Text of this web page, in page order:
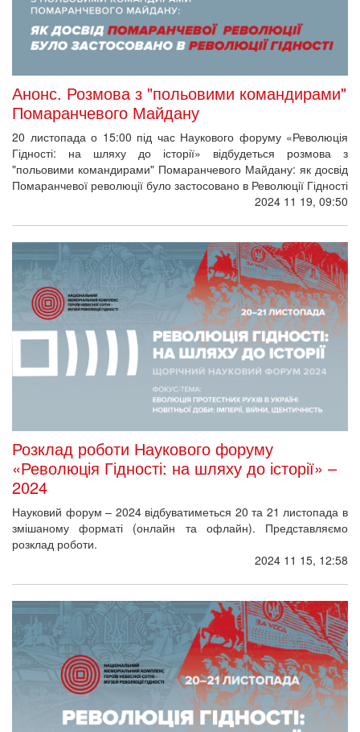
Анонс. Розмова з "польовими командирами"
Помаранчевого Майдану
20 листопада о 15:00 під час Наукового форуму «Революція
Гідності: на шляху до історії» відбудеться розмова з
"польовими командирами" Помаранчевого Майдану: як досвід
Помаранчевої революції було застосовано в Революції Гідності
2024 11 19, 09:50
Розклад роботи Наукового форуму
«Революція Гідності: на шляху до історії» –
2024
Науковий форум – 2024 відбуватиметься 20 та 21 листопада в
змішаному форматі (онлайн та офлайн). Представляємо
розклад роботи.
2024 11 15, 12:58